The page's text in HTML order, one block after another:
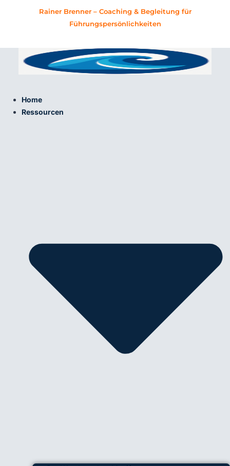
Rainer Brenner – Coaching & Begleitung für
Führungspersönlichkeiten
Home
Ressourcen